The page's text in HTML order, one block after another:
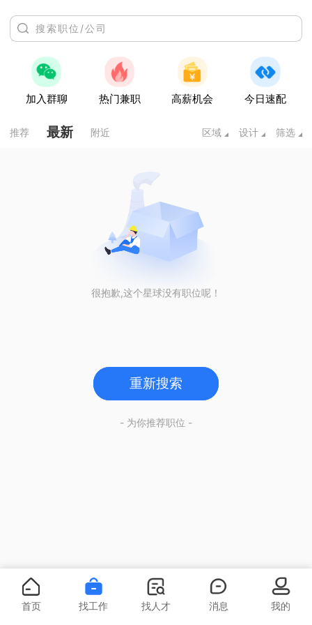
加入群聊 热门兼职 高薪机会 今日速配
推荐 最新 附近 区域 设计 筛选
很抱歉,这个星球没有职位呢！
重新搜索
- 为你推荐职位 -
首页 找工作 找人才 消息 我的